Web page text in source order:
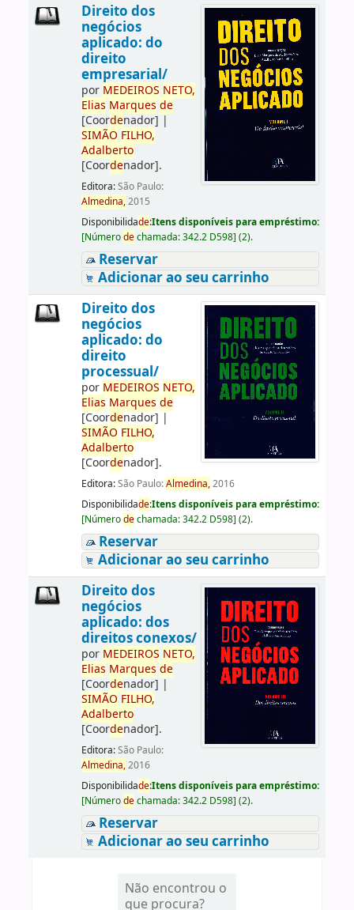
Direito dos
negócios
aplicado: do
direito
empresarial/
por MEDEIROS NETO,
Elias Marques de
[Coordenador] |
SIMÃO FILHO,
Adalberto
[Coordenador].
Editora:São Paulo:
Almedina,2015
Disponibilidade:Itens disponíveis para empréstimo:
[Númerodechamada:342.2 D598] (2).
Reservar
Adicionar ao seu carrinho
Direito dos
negócios
aplicado: do
direito
processual/
por MEDEIROS NETO,
Elias Marques de
[Coordenador] |
SIMÃO FILHO,
Adalberto
[Coordenador].
Editora:São Paulo:Almedina,2016
Disponibilidade:Itens disponíveis para empréstimo:
[Númerodechamada:342.2 D598] (2).
Reservar
Adicionar ao seu carrinho
Direito dos
negócios
aplicado: dos
direitos conexos/
por MEDEIROS NETO,
Elias Marques de
[Coordenador] |
SIMÃO FILHO,
Adalberto
[Coordenador].
Editora:São Paulo:
Almedina,2016
Disponibilidade:Itens disponíveis para empréstimo:
[Númerodechamada:342.2 D598] (2).
Reservar
Adicionar ao seu carrinho
Não encontrou o
que procura?